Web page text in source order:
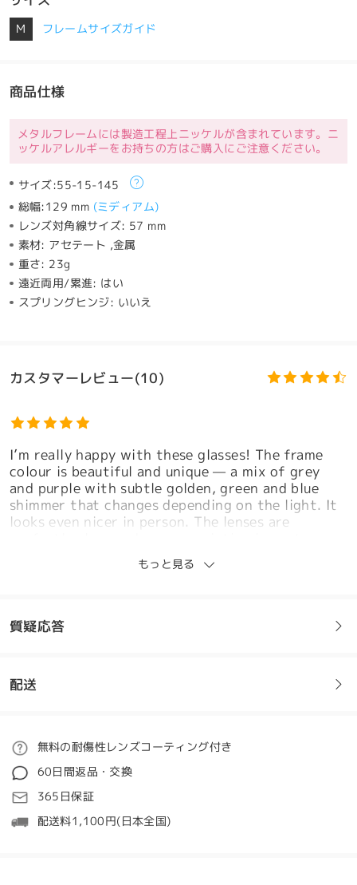
M フレームサイズガイド
商品仕様
メタルフレームには製造工程上ニッケルが含まれています。ニ
ッケルアレルギーをお持ちの方はご購入にご注意ください。
サイズ:55-15-145
総幅:129 mm (ミディアム)
レンズ対角線サイズ: 57 mm
素材: アセテート ,金属
重さ: 23g
遠近両用/累進: はい
スプリングヒンジ: いいえ
カスタマーレビュー(10)
I’m really happy with these glasses! The frame
colour is beautiful and unique — a mix of grey
and purple with subtle golden, green and blue
shimmer that changes depending on the light. It
looks even nicer in person. The lenses are
They’re comfortable and feel great quality. I’m
very happy with my order!
Bellissimi, lenti progressive eccellenti, grazie
もっと見る
質疑応答
フレームについてご質問がある場合は、以下からお問い合わせく
質問する
配送
ご注文
処理時間
5-7営業日
詳細
無料の耐傷性レンズコーティング付き
60日間返品・交換
365日保証
配送料1,100円(日本全国)